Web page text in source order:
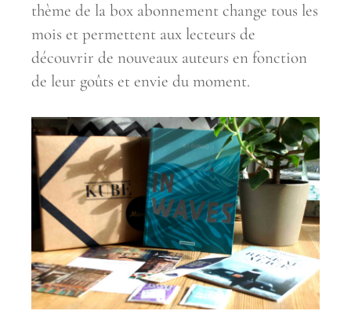
thème de la box abonnement change tous les
mois et permettent aux lecteurs de
découvrir de nouveaux auteurs en fonction
de leur goûts et envie du moment.